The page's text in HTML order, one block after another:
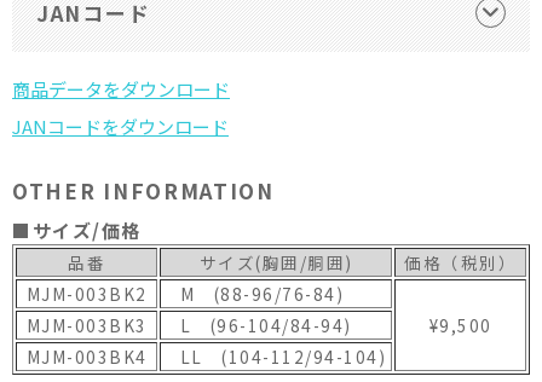
JANコード
OTHER INFORMATION
■サイズ/価格
品番 サイズ(胸囲/胴囲)
価格（税別）
MJM-003BK2
M (88-96/76-84)
¥9,500
MJM-003BK3
L (96-104/84-94)
MJM-003BK4
LL (104-112/94-104)